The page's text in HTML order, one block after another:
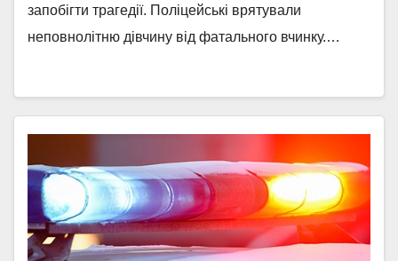
запобігти трагедії. Поліцейські врятували
неповнолітню дівчину від фатального вчинку.…